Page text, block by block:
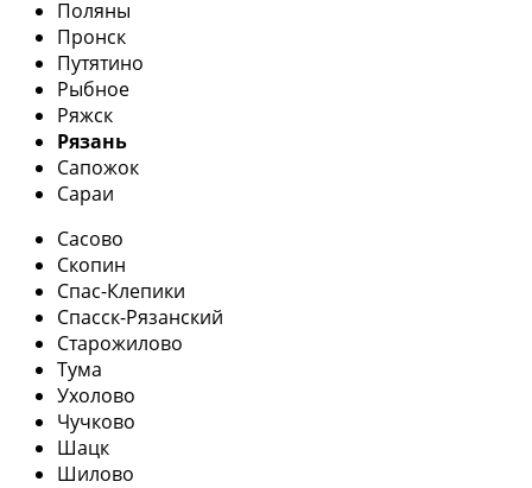
Поляны
Пронск
Путятино
Рыбное
Ряжск
Рязань
Сапожок
Сараи
Сасово
Скопин
Спас-Клепики
Спасск-Рязанский
Старожилово
Тума
Ухолово
Чучково
Шацк
Шилово